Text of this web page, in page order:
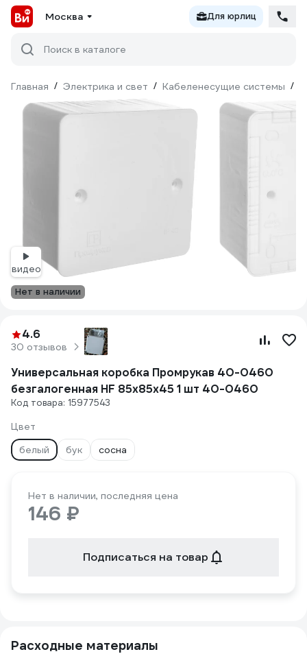
Москва Для юрлиц
Поиск в каталоге
Главная / Электрика и свет / Кабеленесущие системы /
видео
Нет в наличии
4.6
30 отзывов
Универсальная коробка Промрукав 40-0460
безгалогенная HF 85х85х45 1 шт 40-0460
Код товара: 15977543
Цвет
белый
бук сосна
Нет в наличии, последняя цена
146 ₽
Подписаться на товар
Расходные материалы